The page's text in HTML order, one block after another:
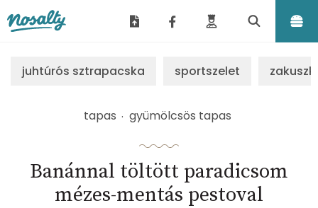
juhtúrós sztrapacska sportszelet
tapas gyümölcsös tapas
Banánnal töltött paradicsom
mézes-mentás pestoval